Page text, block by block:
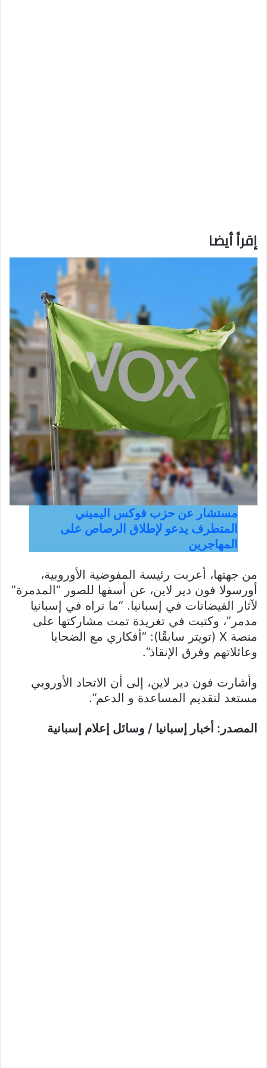
إقرأ أيضا
مستشار عن حزب فوكس اليميني
المتطرف يدعو لإطلاق الرصاص على
المهاجرين
من جهتها، أعربت رئيسة المفوضية الأوروبية،
أورسولا فون دير لاين، عن أسفها للصور “المدمرة”
لآثار الفيضانات في إسبانيا. “ما نراه في إسبانيا
مدمر”، وكتبت في تغريدة تمت مشاركتها على
منصة X (تويتر سابقًا): “أفكاري مع الضحايا
وعائلاتهم وفرق الإنقاذ”.
وأشارت فون دير لاين، إلى أن الاتحاد الأوروبي
مستعد لتقديم المساعدة و الدعم”.
المصدر: أخبار إسبانيا / وسائل إعلام إسبانية